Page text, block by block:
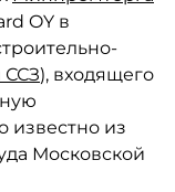
OY в
ССЗ), входящего
известно из
Московской